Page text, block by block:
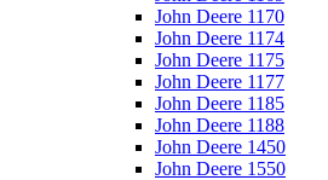
John Deere 1170
John Deere 1174
John Deere 1175
John Deere 1177
John Deere 1185
John Deere 1188
John Deere 1450
John Deere 1550